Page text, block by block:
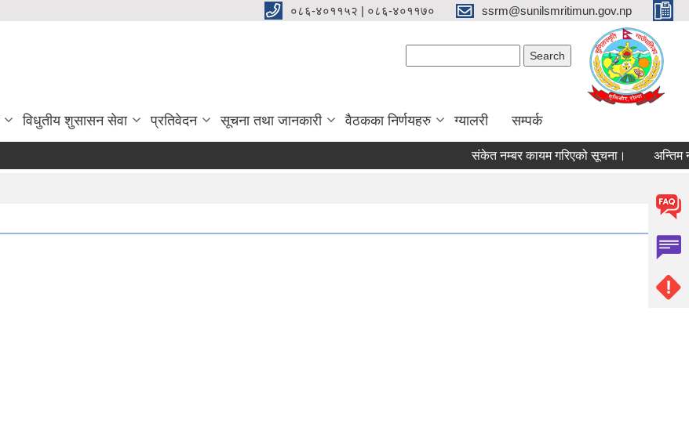
०८६-४०११५२ | ०८६-४०११७० ssrm@sunilsmritimun.gov.np
विधुतीय शुसासन सेवा प्रतिवेदन सूचना तथा जानकारी वैठकका निर्णयहरु ग्यालरी सम्पर्क
संकेत नम्बर कायम गरिएको सूचना। अन्तिम